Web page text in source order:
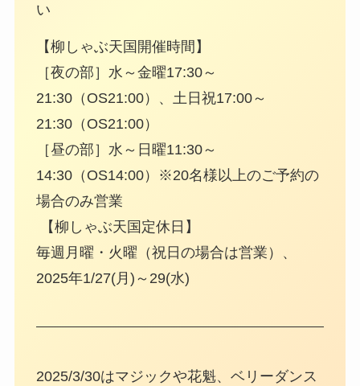
い
【柳しゃぶ天国開催時間】
［夜の部］水～金曜17:30～
21:30（OS21:00）、土日祝17:00～
21:30（OS21:00）
［昼の部］水～日曜11:30～
14:30（OS14:00）※20名様以上のご予約の
場合のみ営業
【柳しゃぶ天国定休日】
毎週月曜・火曜（祝日の場合は営業）、
2025年1/27(月)～29(水)
2025/3/30はマジックや花魁、ベリーダンス